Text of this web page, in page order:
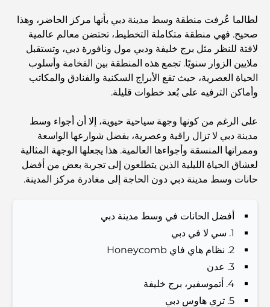
Abu Dhabi vs Dubai: A Practical Comparison for
Investors and Residents
Best Schools in Downtown Dubai: A Guide for
Families
أشياء يمكنك القيام بها في دبي خلال فصل الصيف: دليلك الأمثل
أفضل الهدايا الفاخرة للرجال: أفكار هدايا مميزة وخالدة
Best Hotels in Business Bay, Dubai: Your Ultimate
المدارس القريبة من نخلة جميرا: دليل شامل للعائلات
Dubai Vision 2040 - Green Living, Scenic Routes
and a Smarter Metro Network
لطالما عُرفت منطقة وسط مدينة دبي بأنها مركز الحاضر، وهذا
صحيح. فهي منطقة متكاملة التخطيط، تحتضن معالم عالمية
لافتة للنظر مثل برج خليفة ودبي مول ونافورة دبي، وتستقبل
ملايين الزوار سنويًا. تجمع هذه المنطقة بين الفخامة وأسلوب
الحياة العصرية، حيث تقع الأبراج السكنية والفنادق والمكاتب
وأماكن الترفيه على بُعد خطوات قليلة.
على الرغم من كونها وجهة سياحية حيوية، إلا أن أجواء وسط
مدينة دبي لا تزال راقية وعصرية، بفضل شوارعها الواسعة
وممراتها المنسقة وأجواءها العالمية. هذا يجعلها الوجهة المثالية
لعشاق الحياة الليلية الذين يتطلعون إلى تجربة بعض من أفضل
حانات وسط مدينة دبي دون الحاجة إلى مغادرة مركز المدينة.
أفضل الحانات في وسط مدينة دبي
1. سي لا في دبي
2. نظام هاي فاي Honeycomb
3. عدن
4. أتموسفير، برج خليفة
5. تري هاوس دبي